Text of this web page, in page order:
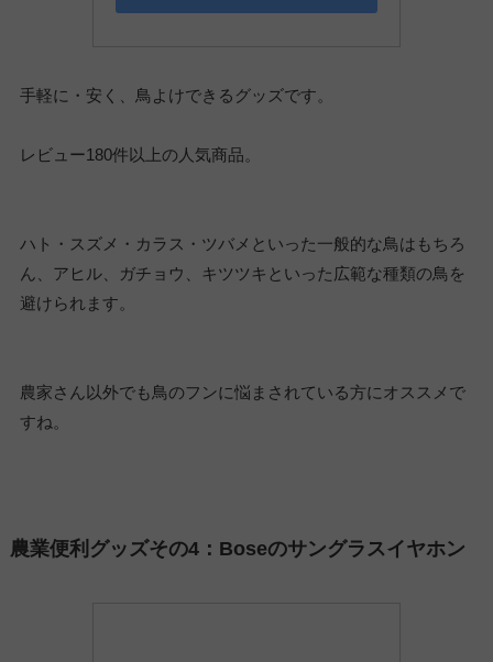
手軽に・安く、鳥よけできるグッズです。
レビュー180件以上の人気商品。
ハト・スズメ・カラス・ツバメといった一般的な鳥はもちろ
ん、アヒル、ガチョウ、キツツキといった広範な種類の鳥を
避けられます。
農家さん以外でも鳥のフンに悩まされている方にオススメで
すね。
農業便利グッズその4：Boseのサングラスイヤホン